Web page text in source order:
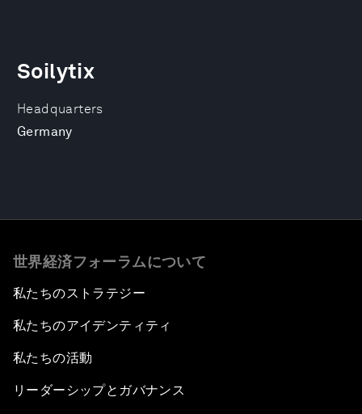
Headquarters
Germany
Soilytix
世界経済フォーラムについて
私たちのストラテジー
私たちのアイデンティティ
私たちの活動
リーダーシップとガバナンス